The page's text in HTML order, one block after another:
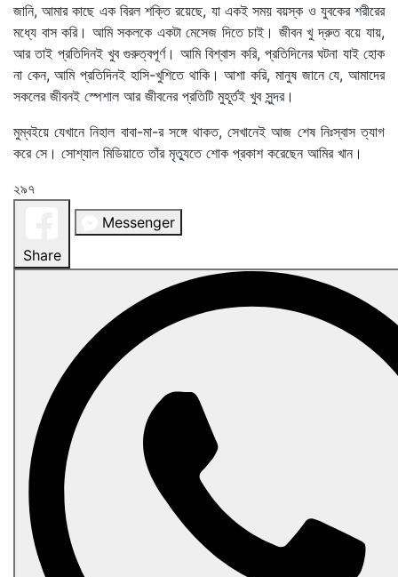
জানি, আমার কাছে এক বিরল শক্তি রয়েছে, যা একই সময় বয়স্ক ও যুবকের শরীরের
মধ্যে বাস করি। আমি সকলকে একটা মেসেজ দিতে চাই। জীবন খু দ্রুত বয়ে যায়,
আর তাই প্রতিদিনই খুব গুরুত্বপূর্ণ। আমি বিশ্বাস করি, প্রতিদিনের ঘটনা যাই হোক
না কেন, আমি প্রতিদিনই হাসি-খুশিতে থাকি। আশা করি, মানুষ জানে যে, আমাদের
সকলের জীবনই স্পেশাল আর জীবনের প্রতিটি মুহূর্তই খুব সুন্দর।
মুম্বইয়ে যেখানে নিহাল বাবা-মা-র সঙ্গে থাকত, সেখানেই আজ শেষ নিঃস্বাস ত্যাগ
করে সে। সোশ্যাল মিডিয়াতে তাঁর মৃত্যুতে শোক প্রকাশ করেছেন আমির খান।
২৯৭
Share
Messenger